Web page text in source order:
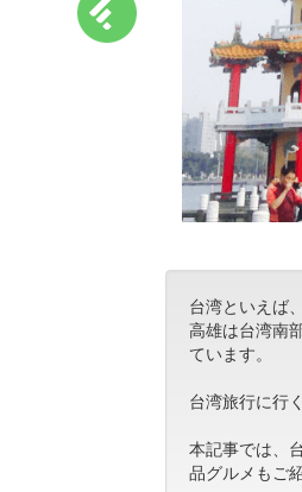
台湾といえば
高雄は台湾南
ています。
台湾旅行に行
本記事では、
品グルメもご